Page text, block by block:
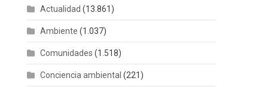
Actualidad (13.861)
Ambiente (1.037)
Comunidades (1.518)
Conciencia ambiental (221)